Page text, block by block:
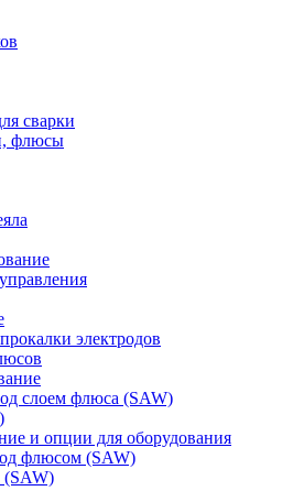
сварки
флюсы
электродов
слоем флюса (SAW)
и опции для оборудования
флюсом (SAW)
(SAW)